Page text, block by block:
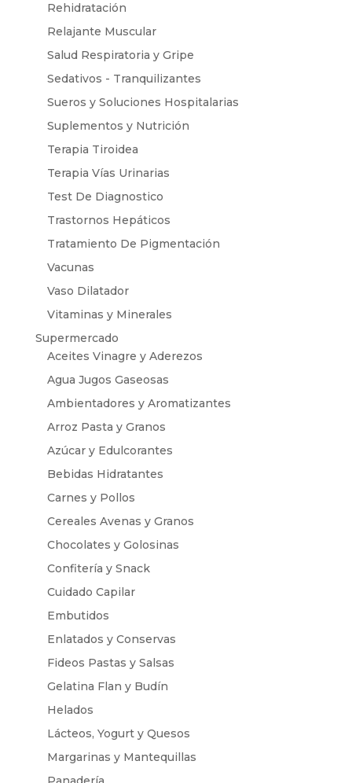
Rehidratación
Relajante Muscular
Salud Respiratoria y Gripe
Sedativos - Tranquilizantes
Sueros y Soluciones Hospitalarias
Suplementos y Nutrición
Terapia Tiroidea
Terapia Vías Urinarias
Test De Diagnostico
Trastornos Hepáticos
Tratamiento De Pigmentación
Vacunas
Vaso Dilatador
Vitaminas y Minerales
Supermercado
Aceites Vinagre y Aderezos
Agua Jugos Gaseosas
Ambientadores y Aromatizantes
Arroz Pasta y Granos
Azúcar y Edulcorantes
Bebidas Hidratantes
Carnes y Pollos
Cereales Avenas y Granos
Chocolates y Golosinas
Confitería y Snack
Cuidado Capilar
Embutidos
Enlatados y Conservas
Fideos Pastas y Salsas
Gelatina Flan y Budín
Helados
Lácteos, Yogurt y Quesos
Margarinas y Mantequillas